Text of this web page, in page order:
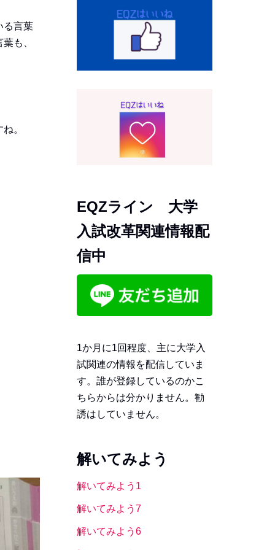
る言葉
も、
。
EQZライン 大学
入試改革関連情報配
信中
1か月に1回程度、主に大学入
試関連の情報を配信していま
す。誰が登録しているのかこ
ちらからは分かりません。勧
誘はしていません。
解いてみよう
解いてみよう1
解いてみよう7
解いてみよう6